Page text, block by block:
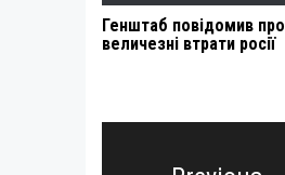
Генштаб повідомив про
величезні втрати росії
Навигация